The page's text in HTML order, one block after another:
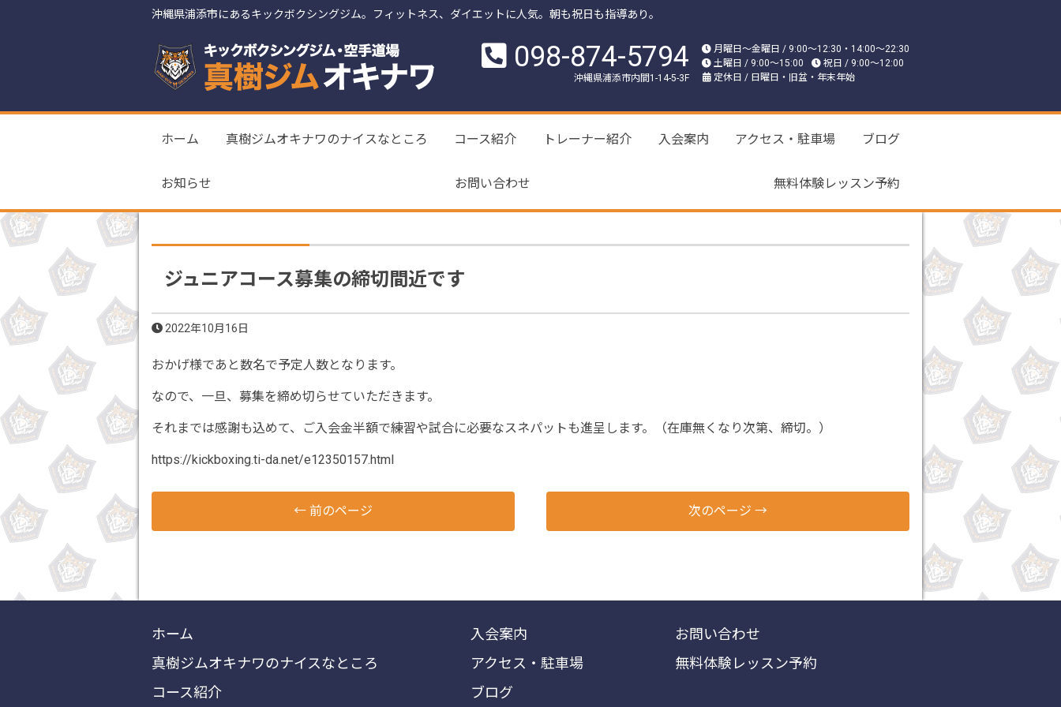
沖縄県浦添市にあるキックボクシングジム。フィットネス、ダイエットに人気。朝も祝日も指導あり。
098-874-5794
沖縄県浦添市内間1-14-5-3F
月曜日〜金曜日 / 9:00〜12:30・14:00〜22:30
土曜日 / 9:00〜15:00
祝日 / 9:00〜12:00
定休日 / 日曜日・旧盆・年末年始
ホーム 真樹ジムオキナワのナイスなところ コース紹介 トレーナー紹介 入会案内 アクセス・駐車場 ブログ
お知らせ お問い合わせ 無料体験レッスン予約
ジュニアコース募集の締切間近です
2022年10月16日
おかげ様であと数名で予定人数となります。
なので、一旦、募集を締め切らせていただきます。
それまでは感謝も込めて、ご入会金半額で練習や試合に必要なスネパットも進呈します。（在庫無くなり次第、締切。）
https://kickboxing.ti-da.net/e12350157.html
← 前のページ 次のページ →
ホーム
真樹ジムオキナワのナイスなところ
コース紹介
入会案内
アクセス・駐車場
ブログ
お問い合わせ
無料体験レッスン予約